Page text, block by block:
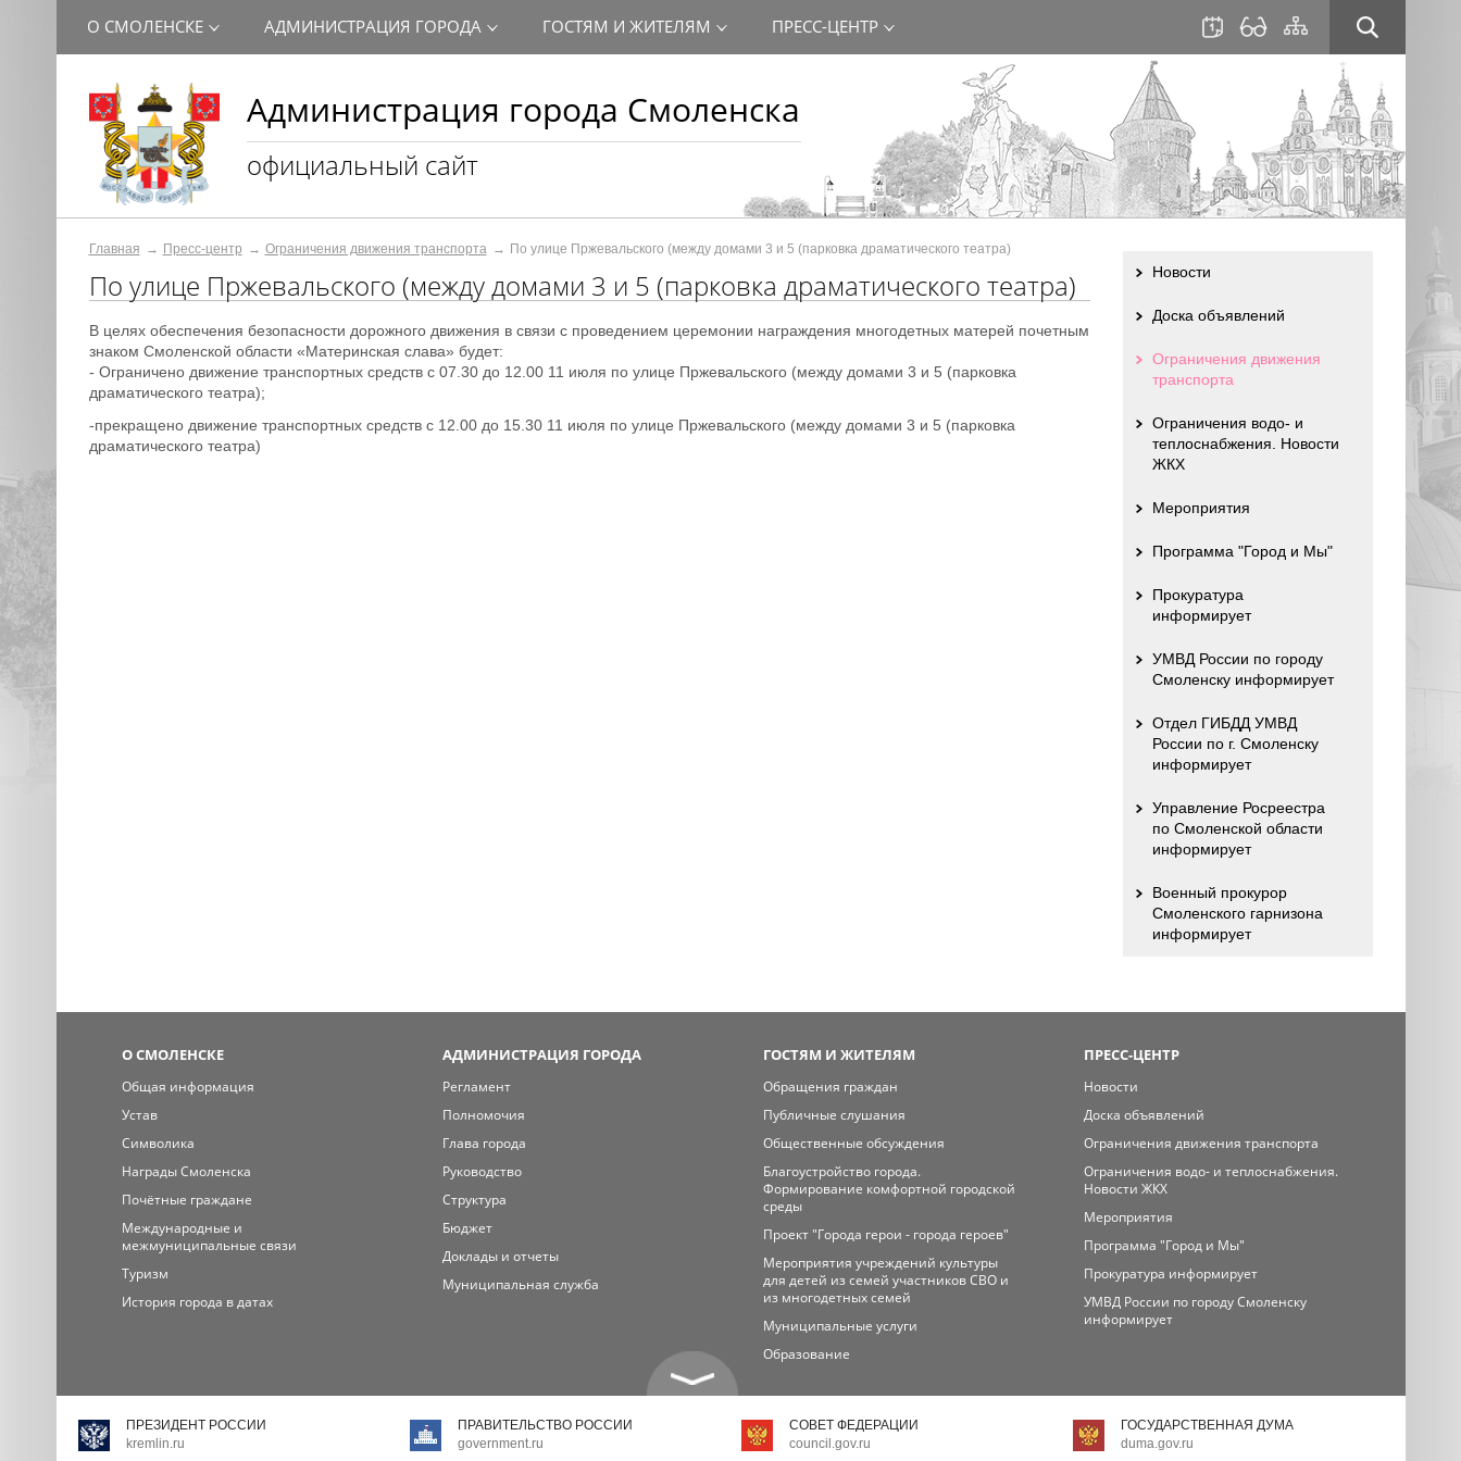
Администрация города Смоленска
официальный сайт
О СМОЛЕНСКЕ АДМИНИСТРАЦИЯ ГОРОДА ГОСТЯМ И ЖИТЕЛЯМ ПРЕСС-ЦЕНТР
Главная Пресс-центр Ограничения движения транспорта По улице Пржевальского (между домами 3 и 5 (парковка драматического театра)
По улице Пржевальского (между домами 3 и 5 (парковка драматического театра)
В целях обеспечения безопасности дорожного движения в связи с проведением церемонии награждения многодетных матерей почетным
знаком Смоленской области «Материнская слава» будет:
- Ограничено движение транспортных средств с 07.30 до 12.00 11 июля по улице Пржевальского (между домами 3 и 5 (парковка
драматического театра);
-прекращено движение транспортных средств с 12.00 до 15.30 11 июля по улице Пржевальского (между домами 3 и 5 (парковка
драматического театра)
Новости
Доска объявлений
Ограничения движения
транспорта
Ограничения водо- и
теплоснабжения. Новости
ЖКХ
Мероприятия
Программа "Город и Мы"
Прокуратура
информирует
УМВД России по городу
Смоленску информирует
Отдел ГИБДД УМВД
России по г. Смоленску
информирует
Управление Росреестра
по Смоленской области
информирует
Военный прокурор
Смоленского гарнизона
информирует
О СМОЛЕНСКЕ
Общая информация
Устав
Символика
Награды Смоленска
Почётные граждане
Международные и
межмуниципальные связи
Туризм
История города в датах
АДМИНИСТРАЦИЯ ГОРОДА
Регламент
Полномочия
Глава города
Руководство
Структура
Бюджет
Доклады и отчеты
Муниципальная служба
ГОСТЯМ И ЖИТЕЛЯМ
Обращения граждан
Публичные слушания
Общественные обсуждения
Благоустройство города.
Формирование комфортной городской
среды
Проект "Города герои - города героев"
Мероприятия учреждений культуры
для детей из семей участников СВО и
из многодетных семей
Муниципальные услуги
Образование
ПРЕСС-ЦЕНТР
Новости
Доска объявлений
Ограничения движения транспорта
Ограничения водо- и теплоснабжения.
Новости ЖКХ
Мероприятия
Программа "Город и Мы"
Прокуратура информирует
УМВД России по городу Смоленску
информирует
ПРЕЗИДЕНТ РОССИИ
kremlin.ru
ПРАВИТЕЛЬСТВО РОССИИ
government.ru
СОВЕТ ФЕДЕРАЦИИ
council.gov.ru
ГОСУДАРСТВЕННАЯ ДУМА
duma.gov.ru